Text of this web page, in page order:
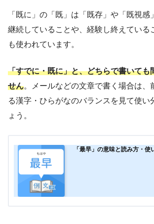
「既に」の「既」は「既存」や「既視感
継続していることや、経験し終えている
も使われています。
「すでに・既に」と、どちらで書いても
せん。メールなどの文章で書く場合は、
る漢字・ひらがなのバランスを見て使い
ょう。
「最早」の意味と読み方・使